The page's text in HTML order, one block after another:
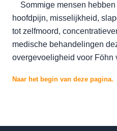
Sommige mensen hebben
hoofdpijn, misselijkheid,
tot zelfmoord,
medische behandelingen
overgevoeligheid voor Föhn
Naar het begin van deze pagina.